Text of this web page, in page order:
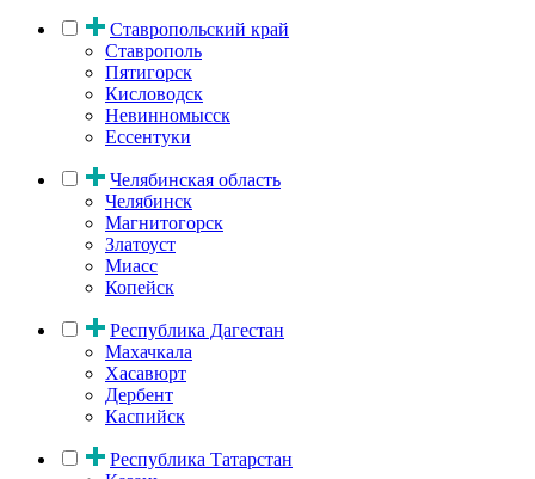
Ставропольский край
Ставрополь
Пятигорск
Кисловодск
Невинномысск
Ессентуки
Челябинская область
Челябинск
Магнитогорск
Златоуст
Миасс
Копейск
Республика Дагестан
Махачкала
Хасавюрт
Дербент
Каспийск
Республика Татарстан